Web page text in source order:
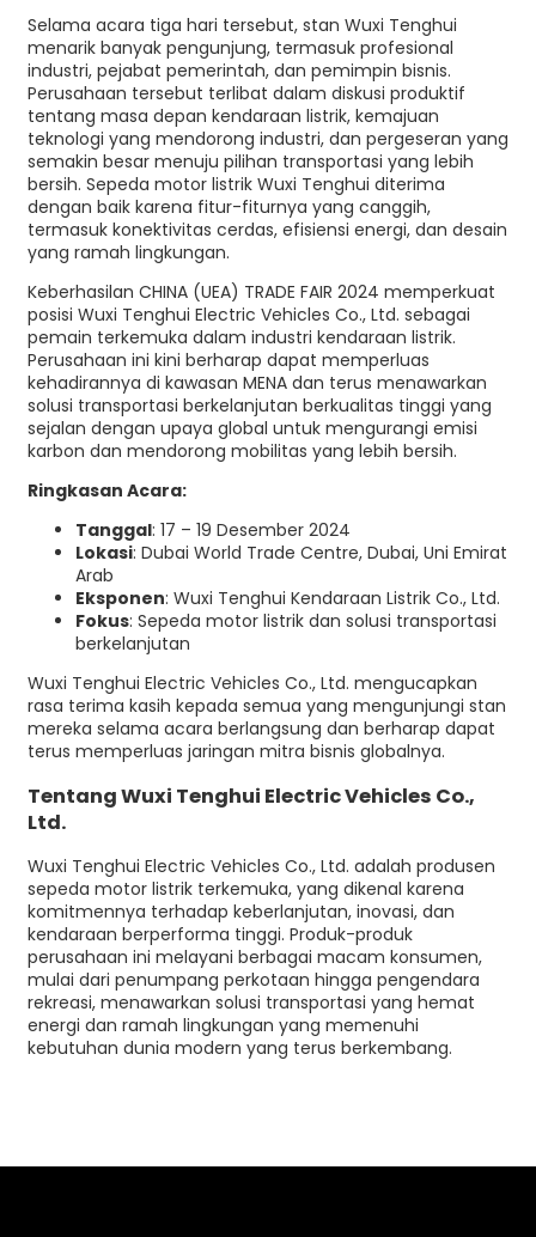
Selama acara tiga hari tersebut, stan Wuxi Tenghui
menarik banyak pengunjung, termasuk profesional
industri, pejabat pemerintah, dan pemimpin bisnis.
Perusahaan tersebut terlibat dalam diskusi produktif
tentang masa depan kendaraan listrik, kemajuan
teknologi yang mendorong industri, dan pergeseran yang
semakin besar menuju pilihan transportasi yang lebih
bersih. Sepeda motor listrik Wuxi Tenghui diterima
dengan baik karena fitur-fiturnya yang canggih,
termasuk konektivitas cerdas, efisiensi energi, dan desain
yang ramah lingkungan.
Keberhasilan CHINA (UEA) TRADE FAIR 2024 memperkuat
posisi Wuxi Tenghui Electric Vehicles Co., Ltd. sebagai
pemain terkemuka dalam industri kendaraan listrik.
Perusahaan ini kini berharap dapat memperluas
kehadirannya di kawasan MENA dan terus menawarkan
solusi transportasi berkelanjutan berkualitas tinggi yang
sejalan dengan upaya global untuk mengurangi emisi
karbon dan mendorong mobilitas yang lebih bersih.
Ringkasan Acara:
Tanggal: 17 – 19 Desember 2024
Lokasi: Dubai World Trade Centre, Dubai, Uni Emirat
Arab
Eksponen: Wuxi Tenghui Kendaraan Listrik Co., Ltd.
Fokus: Sepeda motor listrik dan solusi transportasi
berkelanjutan
Wuxi Tenghui Electric Vehicles Co., Ltd. mengucapkan
rasa terima kasih kepada semua yang mengunjungi stan
mereka selama acara berlangsung dan berharap dapat
terus memperluas jaringan mitra bisnis globalnya.
Tentang Wuxi Tenghui Electric Vehicles Co.,
Ltd.
Wuxi Tenghui Electric Vehicles Co., Ltd. adalah produsen
sepeda motor listrik terkemuka, yang dikenal karena
komitmennya terhadap keberlanjutan, inovasi, dan
kendaraan berperforma tinggi. Produk-produk
perusahaan ini melayani berbagai macam konsumen,
mulai dari penumpang perkotaan hingga pengendara
rekreasi, menawarkan solusi transportasi yang hemat
energi dan ramah lingkungan yang memenuhi
kebutuhan dunia modern yang terus berkembang.